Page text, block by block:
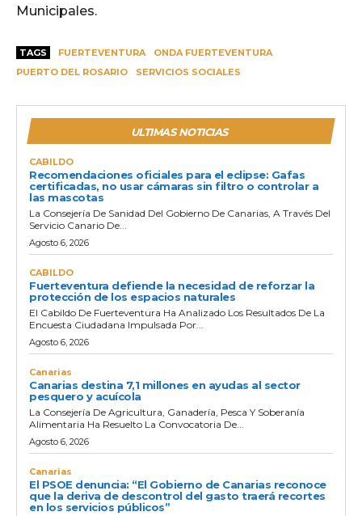
Municipales.
TAGS FUERTEVENTURA
ONDA FUERTEVENTURA
PUERTO DEL ROSARIO
SERVICIOS SOCIALES
ULTIMAS NOTICIAS
CABILDO
Recomendaciones oficiales para el eclipse: Gafas
certificadas, no usar cámaras sin filtro o controlar a
las mascotas
La Consejería De Sanidad Del Gobierno De Canarias, A Través Del
Servicio Canario De...
Agosto 6, 2026
CABILDO
Fuerteventura defiende la necesidad de reforzar la
protección de los espacios naturales
El Cabildo De Fuerteventura Ha Analizado Los Resultados De La
Encuesta Ciudadana Impulsada Por...
Agosto 6, 2026
Canarias
Canarias destina 7,1 millones en ayudas al sector
pesquero y acuícola
La Consejería De Agricultura, Ganadería, Pesca Y Soberanía
Alimentaria Ha Resuelto La Convocatoria De...
Agosto 6, 2026
Canarias
El PSOE denuncia: “El Gobierno de Canarias reconoce
que la deriva de descontrol del gasto traerá recortes
en los servicios públicos”